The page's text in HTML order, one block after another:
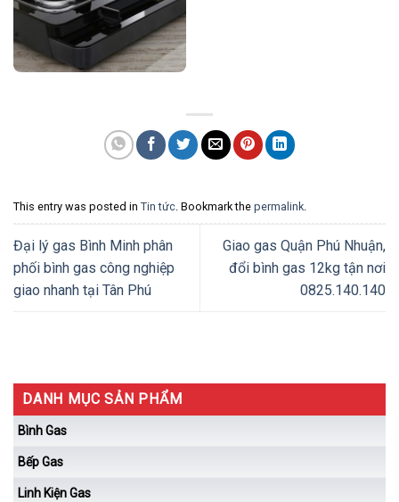
This entry was posted in Tin tức. Bookmark the permalink.
Đại lý gas Bình Minh phân
phối bình gas công nghiệp
giao nhanh tại Tân Phú
Giao gas Quận Phú Nhuận,
đổi bình gas 12kg tận nơi
0825.140.140
DANH MỤC SẢN PHẨM
Bình Gas
Bếp Gas
Linh Kiện Gas